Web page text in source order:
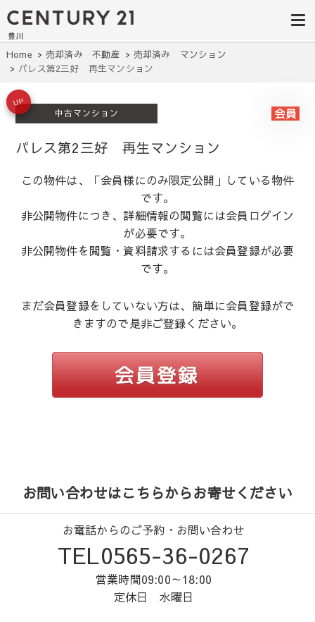
豊田市の中古
住宅・土地・
リノベ物件探
し｜センチュ
リー21豊川
建て・土地探しはセンチュリー21豊
川へ。豊田市内の最新物件情報を随
時更新中！駅近、建築条件無し、ペ
ット可、学区別など、お客様のこだ
わり条件に合わせて理想の物件を簡
Home 売却済み 不動産
売却済み マンション
パレス第2三好 再生マンション
中古マンション
パレス第2三好 再生マンション
UP
この物件は、「会員様にのみ限定公開」している物件
です。
非公開物件につき、詳細情報の閲覧には会員ログイン
が必要です。
非公開物件を閲覧・資料請求するには会員登録が必要
です。
まだ会員登録をしていない方は、簡単に会員登録がで
きますので是非ご登録ください。
お問い合わせはこちらからお寄せください
お電話からのご予約・お問い合わせ
TEL0565-36-0267
営業時間09:00～18:00
定休日 水曜日